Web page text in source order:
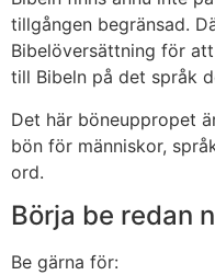
tillgången begränsad.
Bibelöversättning för
till Bibeln på det språk
Det här böneuppropet
bön för människor,
ord.
Börja be redan
Be gärna för: